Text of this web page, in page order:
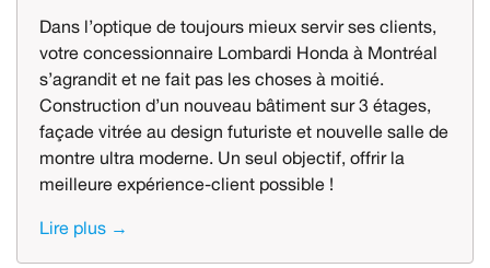
Dans l’optique de toujours mieux servir ses clients,
votre concessionnaire Lombardi Honda à Montréal
s’agrandit et ne fait pas les choses à moitié.
Construction d’un nouveau bâtiment sur 3 étages,
façade vitrée au design futuriste et nouvelle salle de
montre ultra moderne. Un seul objectif, offrir la
meilleure expérience-client possible !
Lire plus →